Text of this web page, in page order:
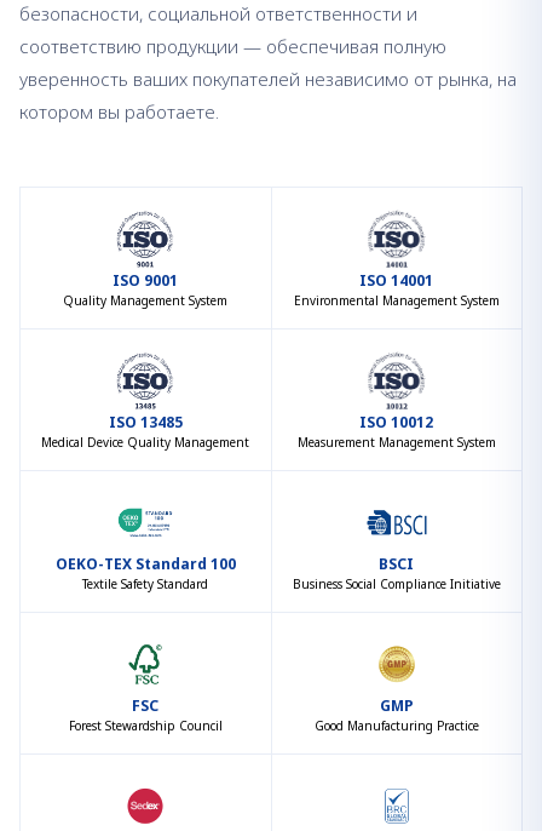
безопасности, социальной ответственности и
соответствию продукции — обеспечивая полную
уверенность ваших покупателей независимо от рынка, на
котором вы работаете.
ISO 9001
Quality Management System
ISO 14001
Environmental Management System
ISO 13485
Medical Device Quality Management
ISO 10012
Measurement Management System
OEKO-TEX Standard 100
Textile Safety Standard
BSCI
Business Social Compliance Initiative
FSC
Forest Stewardship Council
GMP
Good Manufacturing Practice